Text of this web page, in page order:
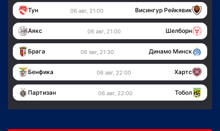
Тун 06 авг, 21:00 Висингур Рейкявик
Аякс 06 авг, 21:00 Шелборн
Брага 06 авг, 21:30 Динамо Минск
Бенфика 06 авг, 22:00 Хартс
Партизан 06 авг, 22:00 Тобол